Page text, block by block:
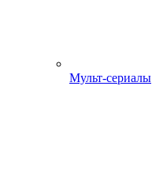
Мульт-сериалы